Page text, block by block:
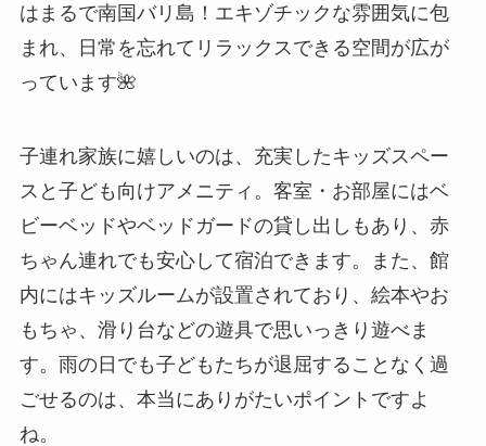
はまるで南国バリ島！エキゾチックな雰囲気に包
まれ、日常を忘れてリラックスできる空間が広が
っています🌺
子連れ家族に嬉しいのは、充実したキッズスペー
スと子ども向けアメニティ。客室・お部屋にはベ
ビーベッドやベッドガードの貸し出しもあり、赤
ちゃん連れでも安心して宿泊できます。また、館
内にはキッズルームが設置されており、絵本やお
もちゃ、滑り台などの遊具で思いっきり遊べま
す。雨の日でも子どもたちが退屈することなく過
ごせるのは、本当にありがたいポイントですよ
ね。